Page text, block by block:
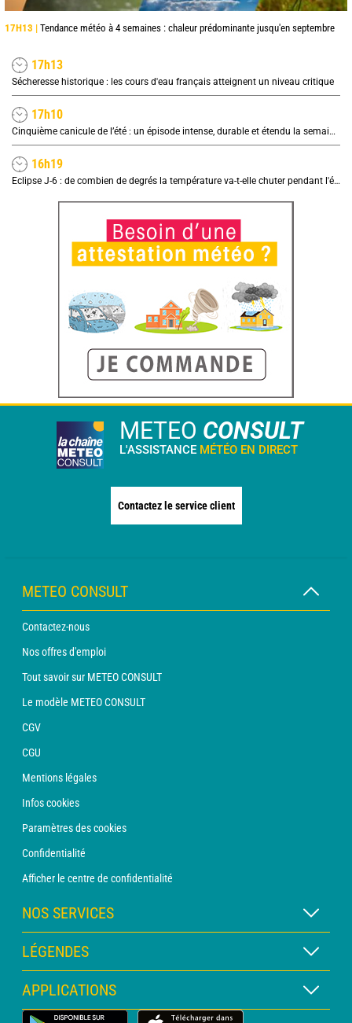
17H13 | Tendance météo à 4 semaines : chaleur prédominante jusqu'en septembre
17h13
Sécheresse historique : les cours d'eau français atteignent un niveau critique
17h10
Cinquième canicule de l’été : un épisode intense, durable et étendu la semaine prochaine
16h19
Eclipse J-6 : de combien de degrés la température va-t-elle chuter pendant l'éclipse du 12 août ?
METEO CONSULT
L'ASSISTANCE MÉTÉO EN DIRECT
Contactez le service client
METEO CONSULT
Contactez-nous
Nos offres d'emploi
Tout savoir sur METEO CONSULT
Le modèle METEO CONSULT
CGV
CGU
Mentions légales
Infos cookies
Paramètres des cookies
Confidentialité
Afficher le centre de confidentialité
NOS SERVICES
Abonnement METEO Xpert
Abonnement METEO PRO
Consultation avec un prévisionniste
LÉGENDES
Légende des cartes
Légende des pictogrammes
APPLICATIONS